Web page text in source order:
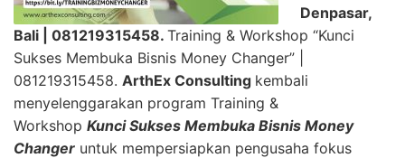
Denpasar,
Bali | 081219315458. Training & Workshop “Kunci
Sukses Membuka Bisnis Money Changer” |
081219315458. ArthEx Consulting kembali
menyelenggarakan program Training &
Workshop Kunci Sukses Membuka Bisnis Money
Changer untuk mempersiapkan pengusaha fokus